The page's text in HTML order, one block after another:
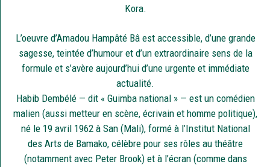
Kora.
L’oeuvre d’Amadou Hampâté Bâ est accessible, d’une grande
sagesse, teintée d’humour et d’un extraordinaire sens de la
formule et s’avère aujourd’hui d’une urgente et immédiate
actualité.
Habib Dembélé — dit « Guimba national » — est un comédien
malien (aussi metteur en scène, écrivain et homme politique),
né le 19 avril 1962 à San (Mali), formé à l’Institut National
des Arts de Bamako, célèbre pour ses rôles au théâtre
(notamment avec Peter Brook) et à l’écran (comme dans